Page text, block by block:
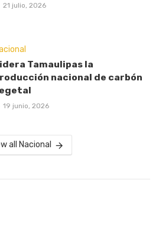
21 julio, 2026
Tamaulipas la
nacional de carbón
19 junio, 2026
all Nacional